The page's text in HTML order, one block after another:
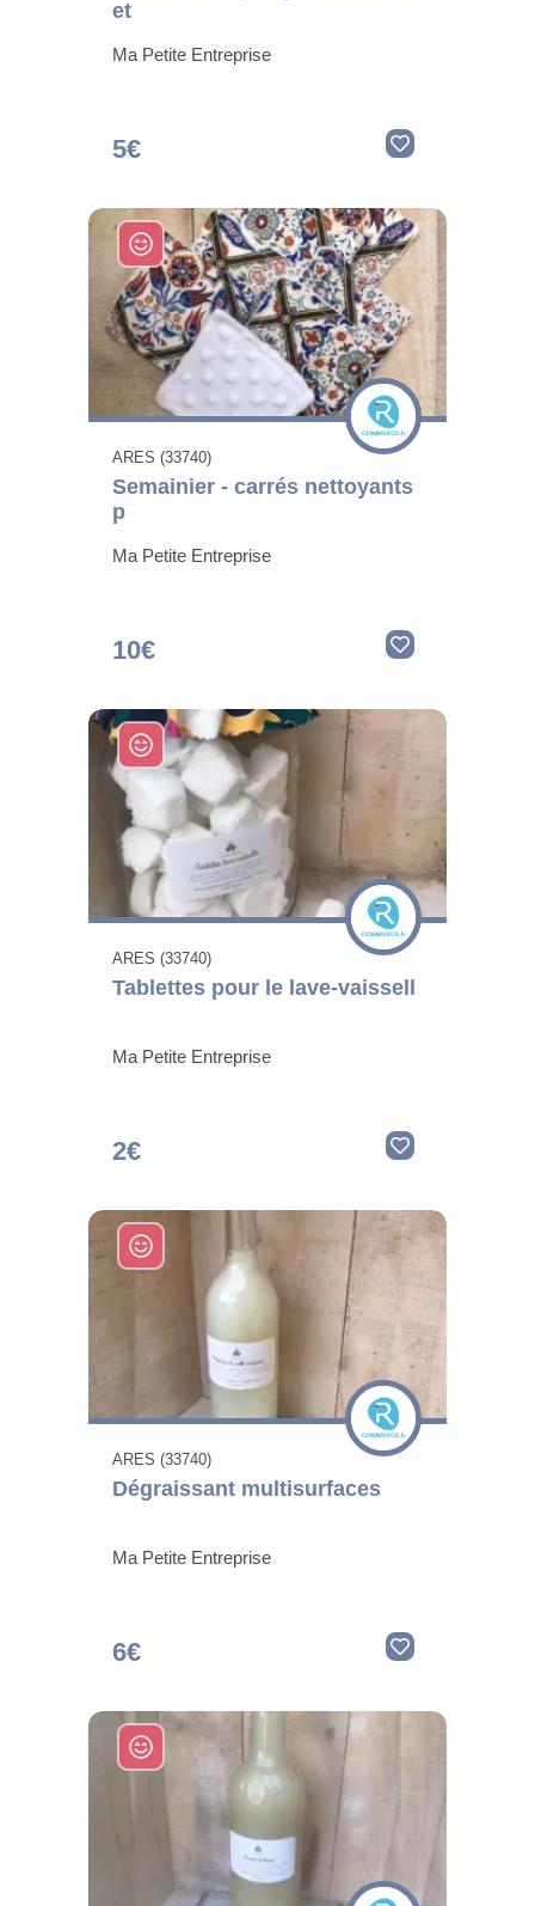
et
Ma Petite Entreprise
5€
ARES (33740)
Semainier - carrés nettoyants
p
Ma Petite Entreprise
10€
ARES (33740)
Tablettes pour le lave-vaissell
Ma Petite Entreprise
2€
ARES (33740)
Dégraissant multisurfaces
Ma Petite Entreprise
6€